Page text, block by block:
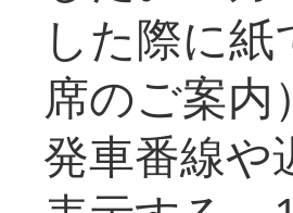
した際に
席のご案
発車番線や